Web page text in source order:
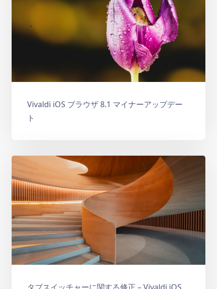
Vivaldi iOS ブラウザ 8.1 マイナーアップデー
ト
タブスイッチャーに関する修正 – Vivaldi iOS